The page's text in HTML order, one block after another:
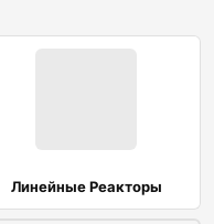
Линейные Реакторы